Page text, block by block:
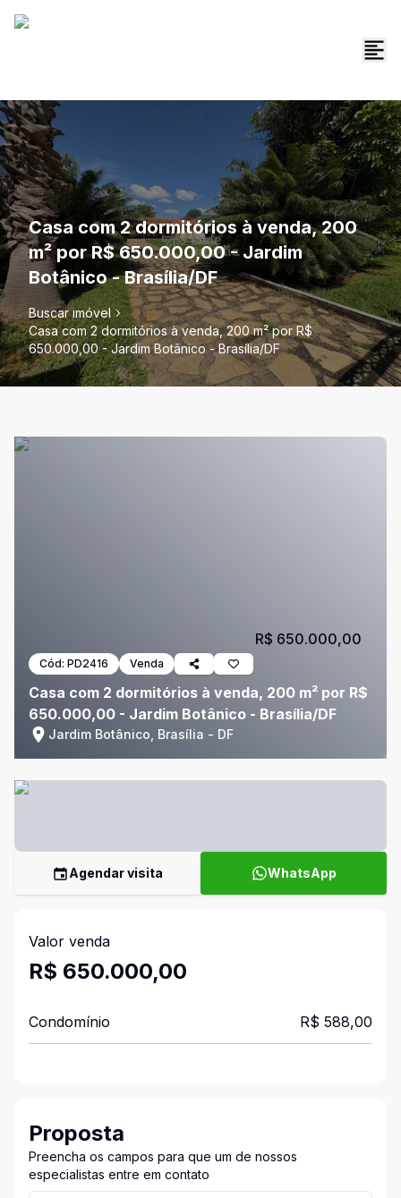
Casa com 2 dormitórios à venda, 200
m² por R$ 650.000,00 - Jardim
Botânico - Brasília/DF
Buscar imóvel
Casa com 2 dormitórios à venda, 200 m² por R$
650.000,00 - Jardim Botânico - Brasília/DF
Cód: PD2416 Venda
Casa com 2 dormitórios à venda, 200 m² por R$
650.000,00 - Jardim Botânico - Brasília/DF
Jardim Botânico, Brasília - DF
R$ 650.000,00
Agendar visita WhatsApp
Valor venda
R$ 650.000,00
Condomínio R$ 588,00
Proposta
Preencha os campos para que um de nossos
especialistas entre em contato